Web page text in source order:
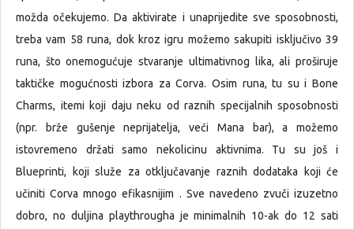
možda očekujemo. Da aktivirate i unaprijedite sve sposobnosti,
treba vam 58 runa, dok kroz igru možemo sakupiti isključivo 39
runa, što onemogućuje stvaranje ultimativnog lika, ali proširuje
taktičke mogućnosti izbora za Corva. Osim runa, tu su i Bone
Charms, itemi koji daju neku od raznih specijalnih sposobnosti
(npr. brže gušenje neprijatelja, veći Mana bar), a možemo
istovremeno držati samo nekolicinu aktivnima. Tu su još i
Blueprinti, koji služe za otključavanje raznih dodataka koji će
učiniti Corva mnogo efikasnijim . Sve navedeno zvuči izuzetno
dobro, no duljina playthrougha je minimalnih 10-ak do 12 sati